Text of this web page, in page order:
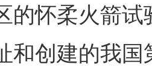
的怀柔火箭
和创建的我